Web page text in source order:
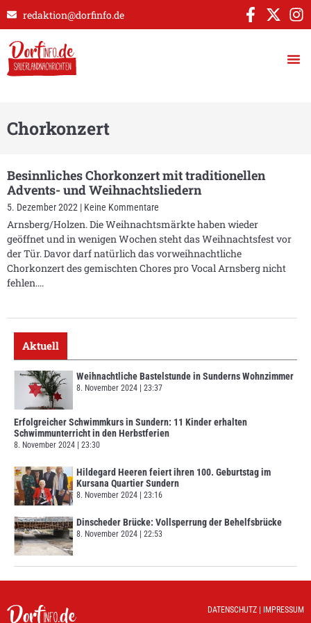
redaktion@dorfinfo.de
Chorkonzert
Besinnliches Chorkonzert mit traditionellen
Advents- und Weihnachtsliedern
5. Dezember 2022 Keine Kommentare
Arnsberg/Holzen. Die Weihnachtsmärkte haben wieder
geöffnet und in wenigen Wochen steht das Weihnachtsfest vor
der Tür. Davor darf natürlich das vorweihnachtliche
Chorkonzert des gemischten Chores pro Vocal Arnsberg nicht
fehlen.
Aktuell
Weihnachtliche Bastelstunde in Sunderns Wohnzimmer
8. November 2024 23:37
Erfolgreicher Schwimmkurs in Sundern: 11 Kinder erhalten
Schwimmunterricht in den Herbstferien
8. November 2024 23:30
Hildegard Heeren feiert ihren 100. Geburtstag im
Kursana Quartier Sundern
8. November 2024 23:16
Dinscheder Brücke: Vollsperrung der Behelfsbrücke
8. November 2024 22:53
DATENSCHUTZ IMPRESSUM